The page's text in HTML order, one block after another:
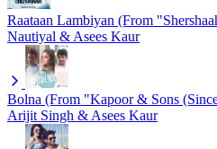
Raataan Lambiyan (From
Nautiyal & Asees Kaur
Bolna (From "Kapoor & Sons
Arijit Singh & Asees Kaur